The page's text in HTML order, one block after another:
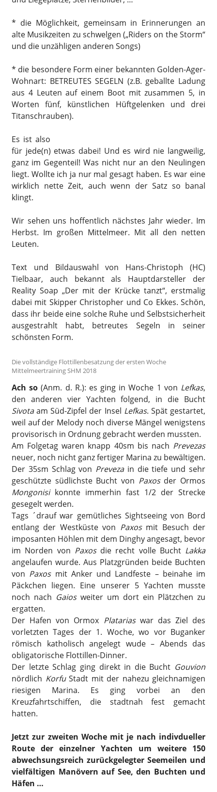
* die Möglichkeit, gemeinsam in Erinnerungen an
alte Musikzeiten zu schwelgen („Riders on the Storm“
und die unzähligen anderen Songs)
* die besondere Form einer bekannten Golden-Ager-
Wohnart: BETREUTES SEGELN (z.B. geballte Ladung
aus 4 Leuten auf einem Boot mit zusammen 5, in
Worten fünf, künstlichen Hüftgelenken und drei
Titanschrauben).
Es ist also
für jede(n) etwas dabei! Und es wird nie langweilig,
ganz im Gegenteil! Was nicht nur an den Neulingen
liegt. Wollte ich ja nur mal gesagt haben. Es war eine
wirklich nette Zeit, auch wenn der Satz so banal
klingt.
Wir sehen uns hoffentlich nächstes Jahr wieder. Im
Herbst. Im großen Mittelmeer. Mit all den netten
Leuten.
Text und Bildauswahl von Hans-Christoph (HC)
Tielbaar, auch bekannt als Hauptdarsteller der
Reality Soap „Der mit der Krücke tanzt“, erstmalig
dabei mit Skipper Christopher und Co Ekkes. Schön,
dass ihr beide eine solche Ruhe und Selbstsicherheit
ausgestrahlt habt, betreutes Segeln in seiner
schönsten Form.
Die vollständige Flottillenbesatzung der ersten Woche
Mittelmeertraining SHM 2018
Ach so (Anm. d. R.): es ging in Woche 1 von Lefkas,
den anderen vier Yachten folgend, in die Bucht
Sivotaam Süd-Zipfel der Insel Lefkas. Spät gestartet,
weil auf der Melody noch diverse Mängel wenigstens
provisorisch in Ordnung gebracht werden mussten.
Am Folgetag waren knapp 40sm bis nach Prevezas
neuer, noch nicht ganz fertiger Marina zu bewältigen.
Der 35sm Schlag von Prevezain die tiefe und sehr
geschützte südlichste Bucht von Paxosder Ormos
Mongonisikonnte immerhin fast 1/2 der Strecke
gesegelt werden.
Tags ´drauf war gemütliches Sightseeing von Bord
entlang der Westküste von Paxosmit Besuch der
imposanten Höhlen mit dem Dinghy angesagt, bevor
im Norden von Paxosdie recht volle Bucht Lakka
angelaufen wurde. Aus Platzgründen beide Buchten
von Paxosmit Anker und Landfeste – beinahe im
Päckchen liegen. Eine unserer 5 Yachten musste
noch nach Gaiosweiter um dort ein Plätzchen zu
ergatten.
Der Hafen von Ormox Platariaswar das Ziel des
vorletzten Tages der 1. Woche, wo vor Buganker
römisch katholisch angelegt wude – Abends das
obligatorische Flottillen-Dinner.
Der letzte Schlag ging direkt in die Bucht Gouvion
nördlich KorfuStadt mit der nahezu gleichnamigen
riesigen Marina. Es ging vorbei an den
Kreuzfahrtschiffen, die stadtnah fest gemacht
hatten.
Jetzt zur zweiten Woche mit je nach indivdueller
Route der einzelner Yachten um weitere 150
abwechsungsreich zurückgelegter Seemeilen und
vielfältigen Manövern auf See, den Buchten und
Häfen …